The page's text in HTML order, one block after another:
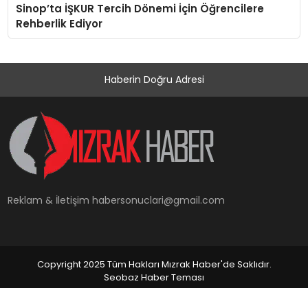
Sinop’ta İŞKUR Tercih Dönemi İçin Öğrencilere
Rehberlik Ediyor
Haberin Doğru Adresi
Reklam & İletişimhabersonuclari@gmail.com
Copyright 2025 Tüm Hakları Mızrak Haber'de Saklıdır.
Seobaz Haber Teması